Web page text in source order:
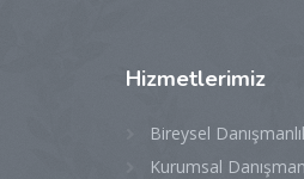
Hizmetlerimiz
Bireysel
Kurumsal